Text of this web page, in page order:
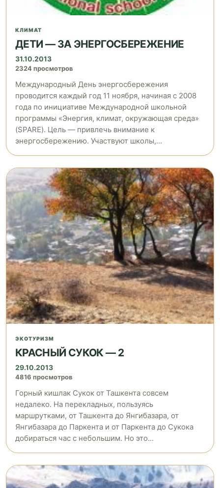
КЛИМАТ
ДЕТИ — ЗА ЭНЕРГОСБЕРЕЖЕНИЕ
31.10.2013
2324 просмотров
Международный День энергосбережения
проводится каждый год 11 ноября, начиная с 2008
года по инициативе Международной школьной
программы «Энергия, климат, окружающая среда»
(SPARE). Цель — привлечь внимание к
энергосбережению. Участвуют школы,...
ЭКОТУРИЗМ
КРАСНЫЙ СУКОК — 2
29.10.2013
4816 просмотров
Горный кишлак Сукок от Ташкента совсем
недалеко. На перекладных, пользуясь
маршрутками, от Ташкента до Янгибазара, от
Янгибазара до Паркента и от Паркента до Сукока
добираться час с небольшим. Но это...